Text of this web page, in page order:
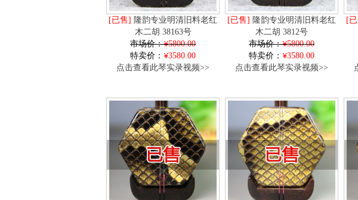
[已售] 隆韵专业明清旧料老红
木二胡 38163号
市场价： 5800.00
特卖价：
3580.00
点击查看此琴实录视频>>
[已售] 隆韵专业明清旧料老红
木二胡 3812号
市场价： 5800.00
特卖价：
3580.00
点击查看此琴实录视频>>
[